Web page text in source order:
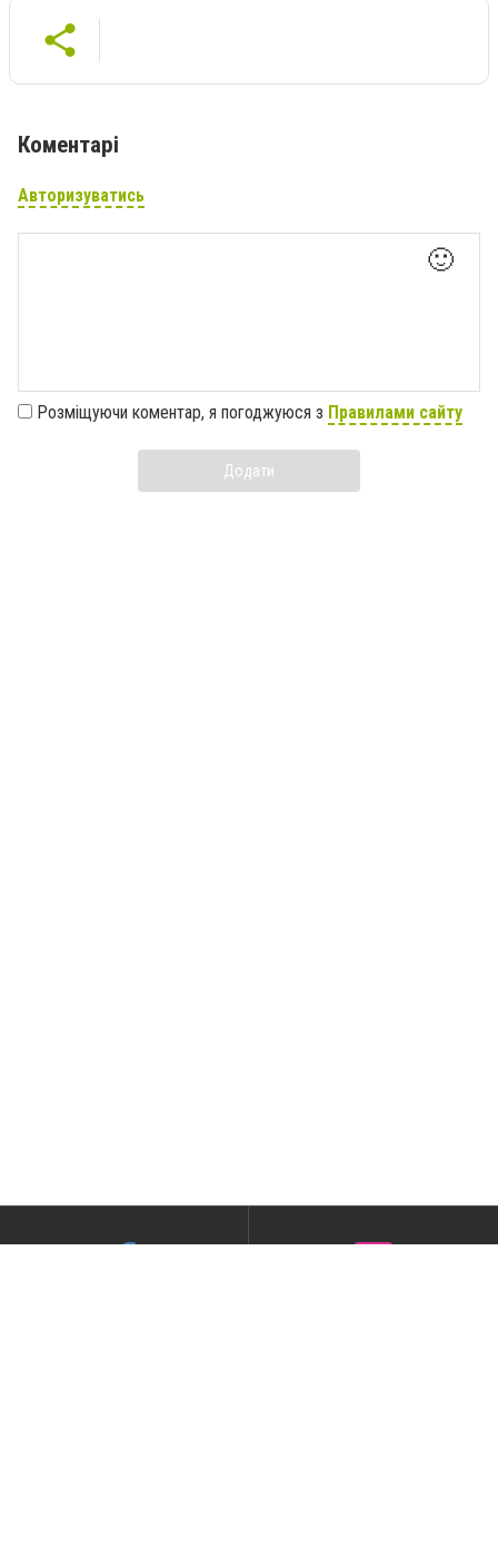
Коментарі
Авторизуватись
🙂
Розміщуючи коментар, я погоджуюся з Правилами сайту
Додати